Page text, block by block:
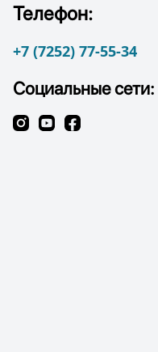
Телефон:
+7 (7252) 77-55-34
Социальные сети: